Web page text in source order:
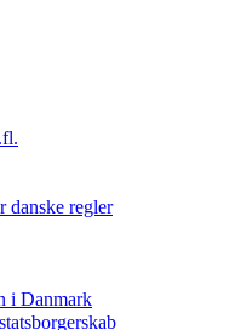
regler
i Danmark